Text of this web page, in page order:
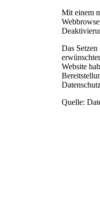
Mit einem
Das
Website
Quelle: